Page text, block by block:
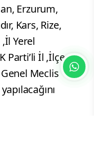
Erzurum,
Kars, Rize,
Yerel
Parti’li İl ,İlçe
Meclis